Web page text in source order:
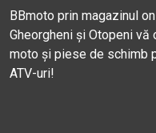
BBmoto prin magazinul
Gheorgheni și Otopeni
moto și piese de schimb
ATV-uri!